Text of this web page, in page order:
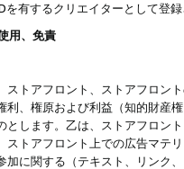
を有するクリエイターとして登
用、免責
トアフロント、ストアフロン
利、権原および利益（知的財産
とします。乙は、ストアフロン
ストアフロント上での広告マテ
加に関する（テキスト、リンク